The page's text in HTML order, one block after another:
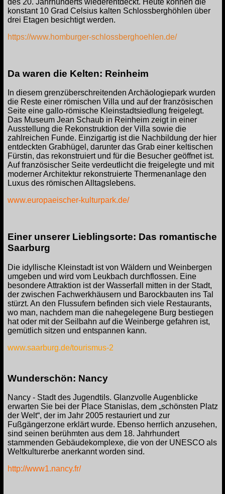
des 20. Jahrhunderts wiederentdeckt. Heute können die
konstant 10 Grad Celsius kalten Schlossberghöhlen über
drei Etagen besichtigt werden.
https://www.homburger-schlossberghoehlen.de/
Da waren die Kelten: Reinheim
In diesem grenzüberschreitenden Archäologiepark wurden
die Reste einer römischen Villa und auf der französischen
Seite eine gallo-römische Kleinstadtsiedlung freigelegt.
Das Museum Jean Schaub in Reinheim zeigt in einer
Ausstellung die Rekonstruktion der Villa sowie die
zahlreichen Funde. Einzigartig ist die Nachbildung der hier
entdeckten Grabhügel, darunter das Grab einer keltischen
Fürstin, das rekonstruiert und für die Besucher geöffnet ist.
Auf französischer Seite verdeutlicht die freigelegte und mit
moderner Architektur rekonstruierte Thermenanlage den
Luxus des römischen Alltagslebens.
www.europaeischer-kulturpark.de/
Einer unserer Lieblingsorte: Das romantische
Saarburg
Die idyllische Kleinstadt ist von Wäldern und Weinbergen
umgeben und wird vom Leukbach durchflossen. Eine
besondere Attraktion ist der Wasserfall mitten in der Stadt,
der zwischen Fachwerkhäusern und Barockbauten ins Tal
stürzt. An den Flussufern befinden sich viele Restaurants,
wo man, nachdem man die nahegelegene Burg bestiegen
hat oder mit der Seilbahn auf die Weinberge gefahren ist,
gemütlich sitzen und entspannen kann.
www.saarburg.de/tourismus-2
Wunderschön: Nancy
Nancy - Stadt des Jugendtils. Glanzvolle Augenblicke
erwarten Sie bei der Place Stanislas, dem „schönsten Platz
der Welt“, der im Jahr 2005 restauriert und zur
Fußgängerzone erklärt wurde. Ebenso herrlich anzusehen,
sind seinen berühmten aus dem 18. Jahrhundert
stammenden Gebäudekomplexe, die von der UNESCO als
Weltkulturerbe anerkannt worden sind.
http://www1.nancy.fr/